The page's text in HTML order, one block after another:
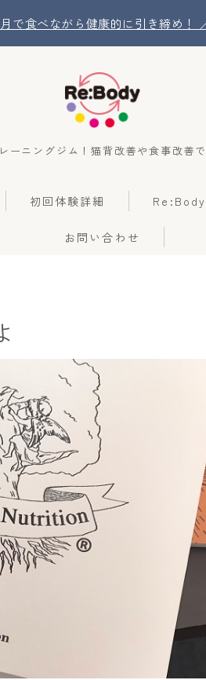
で食べながら健康的に引き締め！
ーニングジム！猫背改善や食事改善
初回体験詳細
お問い合わせ
Re:Bodyの想い
Re:Bodyのセッション
事カテゴリー一覧
ロフィール
クセス
問い合わせ